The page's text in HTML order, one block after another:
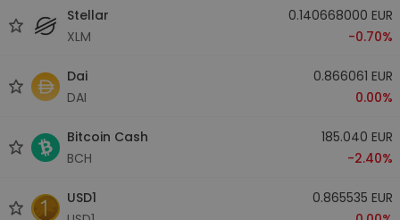
Stellar
XLM
0.140668000 EUR
-0.70%
Dai
DAI
0.866061 EUR
0.00%
Bitcoin Cash
BCH
185.040 EUR
-2.40%
USD1
0.865535 EUR